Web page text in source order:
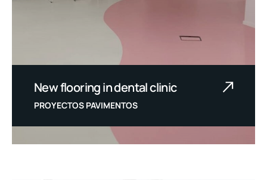
New flooring in dental clinic
PROYECTOS PAVIMENTOS